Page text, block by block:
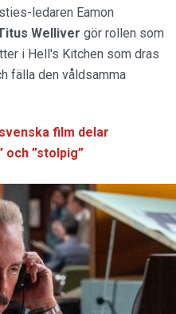
ledaren Eamon
Welliver gör rollen som
i Hell's Kitchen som dras
fälla den våldsamma
film delar
och ”stolpig”